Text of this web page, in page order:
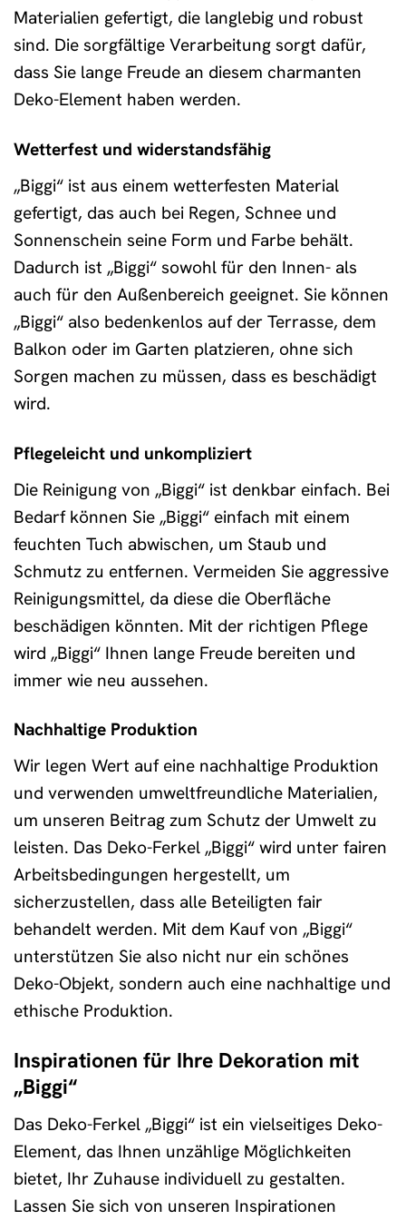
Materialien gefertigt, die langlebig und robust
sind. Die sorgfältige Verarbeitung sorgt dafür,
dass Sie lange Freude an diesem charmanten
Deko-Element haben werden.
Wetterfest und widerstandsfähig
„Biggi“ ist aus einem wetterfesten Material
gefertigt, das auch bei Regen, Schnee und
Sonnenschein seine Form und Farbe behält.
Dadurch ist „Biggi“ sowohl für den Innen- als
auch für den Außenbereich geeignet. Sie können
„Biggi“ also bedenkenlos auf der Terrasse, dem
Balkon oder im Garten platzieren, ohne sich
Sorgen machen zu müssen, dass es beschädigt
wird.
Pflegeleicht und unkompliziert
Die Reinigung von „Biggi“ ist denkbar einfach. Bei
Bedarf können Sie „Biggi“ einfach mit einem
feuchten Tuch abwischen, um Staub und
Schmutz zu entfernen. Vermeiden Sie aggressive
Reinigungsmittel, da diese die Oberfläche
beschädigen könnten. Mit der richtigen Pflege
wird „Biggi“ Ihnen lange Freude bereiten und
immer wie neu aussehen.
Nachhaltige Produktion
Wir legen Wert auf eine nachhaltige Produktion
und verwenden umweltfreundliche Materialien,
um unseren Beitrag zum Schutz der Umwelt zu
leisten. Das Deko-Ferkel „Biggi“ wird unter fairen
Arbeitsbedingungen hergestellt, um
sicherzustellen, dass alle Beteiligten fair
behandelt werden. Mit dem Kauf von „Biggi“
unterstützen Sie also nicht nur ein schönes
Deko-Objekt, sondern auch eine nachhaltige und
ethische Produktion.
Inspirationen für Ihre Dekoration mit
„Biggi“
Das Deko-Ferkel „Biggi“ ist ein vielseitiges Deko-
Element, das Ihnen unzählige Möglichkeiten
bietet, Ihr Zuhause individuell zu gestalten.
Lassen Sie sich von unseren Inspirationen